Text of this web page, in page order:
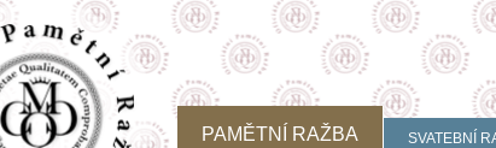
PAMĚTNÍ RAŽBA SVATEBNÍ